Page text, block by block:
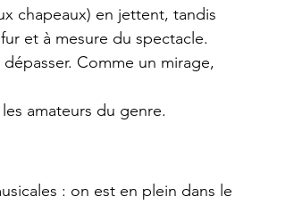
chapeaux) en jettent, tandis
et à mesure du spectacle.
Comme un mirage,
amateurs du genre.
: on est en plein dans le